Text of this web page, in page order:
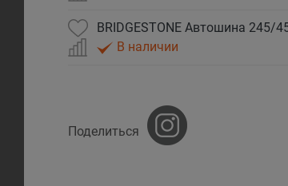
BRIDGESTONE Автошина 245/
В наличии
Поделиться